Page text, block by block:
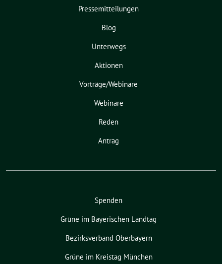
Pressemitteilungen
Blog
Unterwegs
Aktionen
Vorträge/Webinare
Webinare
Reden
Antrag
Spenden
Grüne im Bayerischen Landtag
Bezirksverband Oberbayern
Grüne im Kreistag München